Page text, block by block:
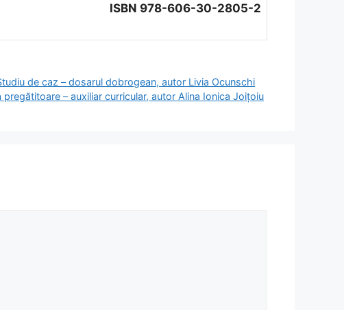
ISBN 978-606-30-2805-2
de caz – dosarul dobrogean, autor Livia Ocunschi
– auxiliar curricular, autor Alina Ionica Joițoiu